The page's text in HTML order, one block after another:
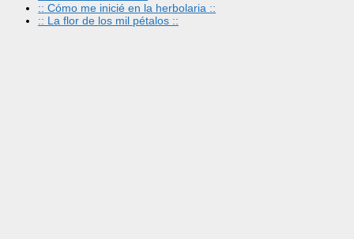
:: Cómo me inicié en la herbolaria ::
:: La flor de los mil pétalos ::